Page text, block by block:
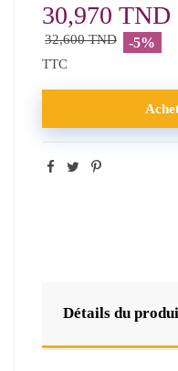
30,970 TND
32,600 TND -5%
TTC
Détails du